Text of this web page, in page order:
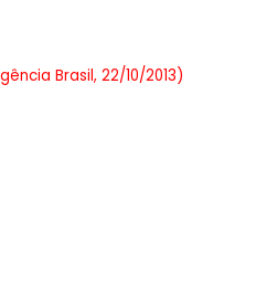
Brasil, 22/10/2013)